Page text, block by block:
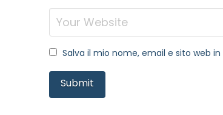
Salva il mio nome, email e sito web